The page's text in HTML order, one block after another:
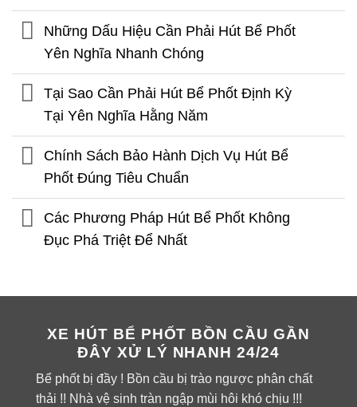
Những Dấu Hiệu Cần Phải Hút Bể Phốt
Yên Nghĩa Nhanh Chóng
Tại Sao Cần Phải Hút Bể Phốt Định Kỳ
Tại Yên Nghĩa Hằng Năm
Chính Sách Bảo Hành Dịch Vụ Hút Bể
Phốt Đúng Tiêu Chuẩn
Các Phương Pháp Hút Bể Phốt Không
Đục Phá Triệt Để Nhất
XE HÚT BỂ PHỐT BỒN CẦU GẦN
ĐÂY XỬ LÝ NHANH 24/24
Bể phốt bị đầy ! Bồn cầu bị trào ngược phân chất
thải !! Nhà vệ sinh tràn ngập mùi hôi khó chịu !!!